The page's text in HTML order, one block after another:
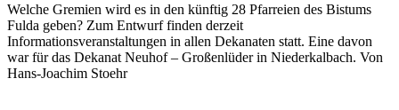
Welche Gremien wird es in den künftig 28 Pfarreien des Bistums
Fulda geben? Zum Entwurf finden derzeit
Informationsveranstaltungen in allen Dekanaten statt. Eine davon
war für das Dekanat Neuhof – Großenlüder in Niederkalbach. Von
Hans-Joachim Stoehr